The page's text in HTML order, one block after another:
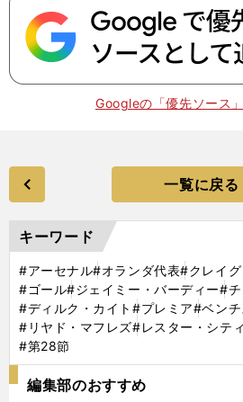
Googleの「優先ソース
一覧に戻る
キーワード
#アーセナル#オランダ代表#クレイ
#ゴール#ジェイミー・バーディー#チ
#ディルク・カイト#プレミア#ベン
#リヤド・マフレズ#レスター・シテ
#第28節
編集部のおすすめ